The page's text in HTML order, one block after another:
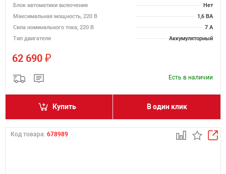
Блок автоматики включения
Нет
Максимальная мощность, 220 В
1,6 ВА
Сила номинального тока, 220 В
7 А
Тип двигателя
Аккумуляторный
62 690 ₽
Есть в наличии
Купить В один клик
Код товара: 678989